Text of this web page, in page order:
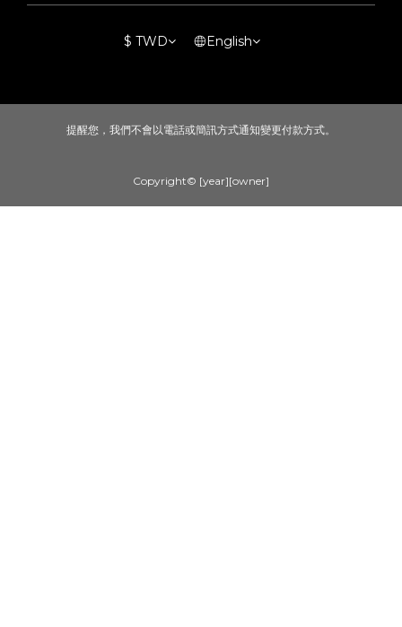
$ TWD English
提醒您，我們不會以電話或簡訊方式通知變更付款方式。
Copyright© [year][owner]